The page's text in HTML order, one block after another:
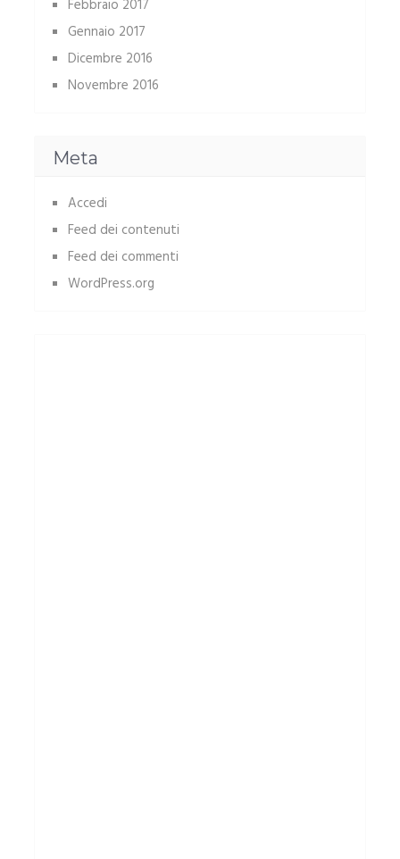
Febbraio 2017
Gennaio 2017
Dicembre 2016
Novembre 2016
Meta
Accedi
Feed dei contenuti
Feed dei commenti
WordPress.org